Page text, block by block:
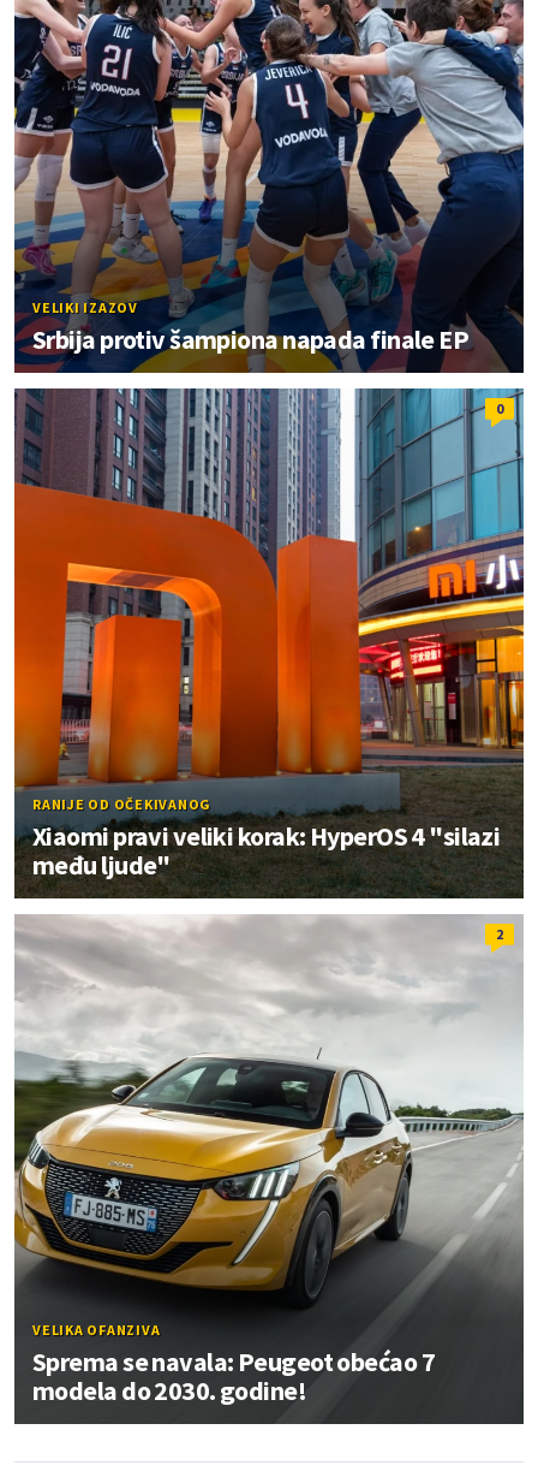
VELIKI IZAZOV
Srbija protiv šampiona napada finale EP
0
RANIJE OD OČEKIVANOG
Xiaomi pravi veliki korak: HyperOS 4 "silazi
među ljude"
2
VELIKA OFANZIVA
Sprema se navala: Peugeot obećao 7
modela do 2030. godine!